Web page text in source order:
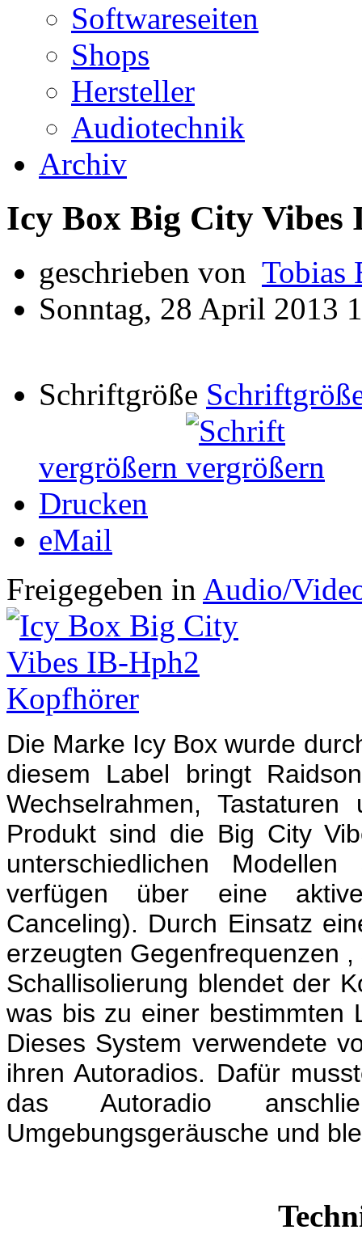
Softwareseiten
Shops
Hersteller
Audiotechnik
Archiv
Icy Box Big City
geschrieben von Tobias
Sonntag, 28 April 2013
Schriftgröße
vergrößern
Drucken
eMail
Freigegeben in Audio/
Die Marke Icy Box wurde
diesem Label bringt
Wechselrahmen,
Produkt sind die Big City
unterschiedlichen
verfügen über eine aktive
Canceling). Durch Einsatz
erzeugten Gegenfrequenzen
Schallisolierung blendet der
was bis zu einer bestimmten
Dieses System verwendete
ihren Autoradios. Dafür
das Autoradio
Umgebungsgeräusche und